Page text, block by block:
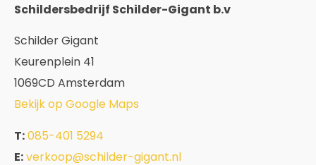
Schildersbedrijf Schilder-Gigant b.v
Schilder Gigant
Keurenplein 41
1069CD Amsterdam
Bekijk op Google Maps
T:085-401 5294
E:verkoop@schilder-gigant.nl